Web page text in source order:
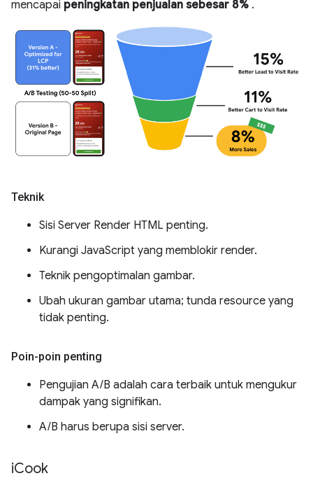
mencapai peningkatan penjualan sebesar 8% .
Teknik
Sisi Server Render HTML penting.
Kurangi JavaScript yang memblokir render.
Teknik pengoptimalan gambar.
Ubah ukuran gambar utama; tunda resource yang
tidak penting.
Poin-poin penting
Pengujian A/B adalah cara terbaik untuk mengukur
dampak yang signifikan.
A/B harus berupa sisi server.
iCook